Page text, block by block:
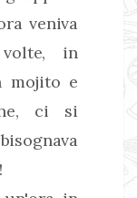
veniva
in
mojito e
ci si